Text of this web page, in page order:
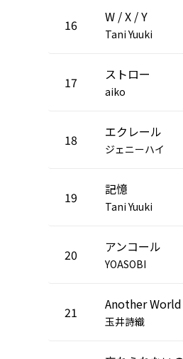
16 W / X / Y
Tani Yuuki
17 ストロー
aiko
18 エクレール
ジェニーハイ
19 記憶
Tani Yuuki
20 アンコール
YOASOBI
21 Another World
玉井詩織